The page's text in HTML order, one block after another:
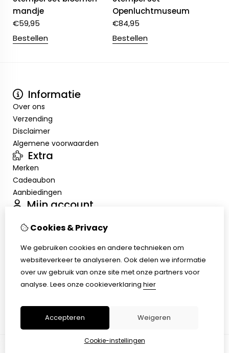
mandje
€59,95
Bestellen
Openluchtmuseum
€84,95
Bestellen
Informatie
Over ons
Verzending
Disclaimer
Algemene voorwaarden
Extra
Merken
Cadeaubon
Aanbiedingen
Mijn account
Bestelhistorie
Nieuwsbrief
Klantenservice
Retourneren
Cookies & Privacy
We gebruiken cookies en andere technieken om
websiteverkeer te analyseren. Ook delen we informatie
over uw gebruik van onze site met onze partners voor
analyse. Lees onze cookieverklaring hier
Accepteren Weigeren
Cookie-instellingen